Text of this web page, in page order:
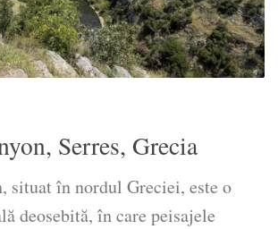
Serres, Grecia
situat în nordul Greciei, este o
deosebită, în care peisajele